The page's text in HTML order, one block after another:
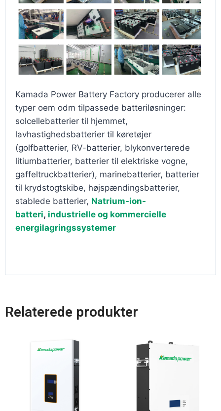
Kamada Power Battery Factory producerer alle
typer oem odm tilpassede batteriløsninger:
solcellebatterier til hjemmet,
lavhastighedsbatterier til køretøjer
(golfbatterier, RV-batterier, blykonverterede
litiumbatterier, batterier til elektriske vogne,
gaffeltruckbatterier), marinebatterier, batterier
til krydstogtskibe, højspændingsbatterier,
stablede batterier, Natrium-ion-
batteri, industrielle og kommercielle
energilagringssystemer
Relaterede produkter